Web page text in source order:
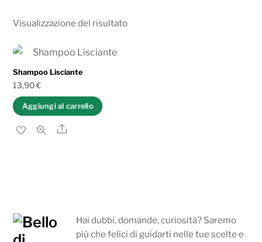
Visualizzazione del risultato
Shampoo Lisciante
13,90€
Aggiungi al carrello
Share
Hai dubbi, domande, curiosità? Saremo
più che felici di guidarti nelle tue scelte e